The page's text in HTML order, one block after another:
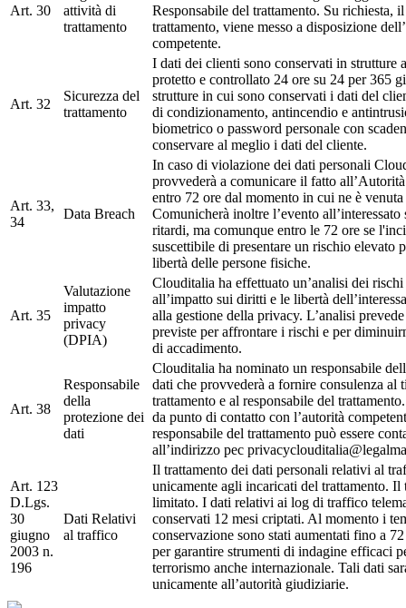
Art. 30
attività di
trattamento
Responsabile del trattamento. Su richiesta,
trattamento, viene messo a disposizione
competente.
Art. 32
Sicurezza del
trattamento
I dati dei clienti sono conservati in strutture
protetto e controllato 24 ore su 24 per 365
strutture in cui sono conservati i dati del
di condizionamento, antincendio e
biometrico o password personale con
conservare al meglio i dati del cliente.
Art. 33,
34
Data Breach
In caso di violazione dei dati personali
provvederà a comunicare il fatto
entro 72 ore dal momento in cui ne è venuta
Comunicherà inoltre l’evento all’interessato
ritardi, ma comunque entro le 72 ore se
suscettibile di presentare un rischio elevato
libertà delle persone fisiche.
Art. 35
Valutazione
impatto
privacy
(DPIA)
Clouditalia ha effettuato un’analisi dei
all’impatto sui diritti e le libertà
alla gestione della privacy. L’analisi
previste per affrontare i rischi e per
di accadimento.
Art. 38
Responsabile
della
protezione dei
dati
Clouditalia ha nominato un responsabile
dati che provvederà a fornire consulenza al
trattamento e al responsabile del
da punto di contatto con l’autorità
responsabile del trattamento può essere
all’indirizzo pec
Art. 123
D.Lgs.
30
giugno
2003 n.
196
Dati Relativi
al traffico
Il trattamento dei dati personali relativi al
unicamente agli incaricati del trattamento. Il
limitato. I dati relativi ai log di traffico
conservati 12 mesi criptati. Al momento i
conservazione sono stati aumentati fino a
per garantire strumenti di indagine efficaci
terrorismo anche internazionale. Tali dati
unicamente all’autorità giudiziarie.